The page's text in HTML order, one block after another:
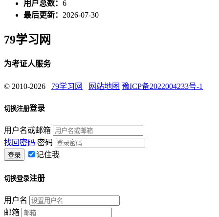
用户总数： 6
最后更新： 2026-07-30
79学习网
为考证人服务
© 2010-2026 79学习网 网站地图 豫ICP备2022004233号-1
切换注册登录
用户名或邮箱
找回密码 密码
记住我
切换登录注册
用户名
邮箱